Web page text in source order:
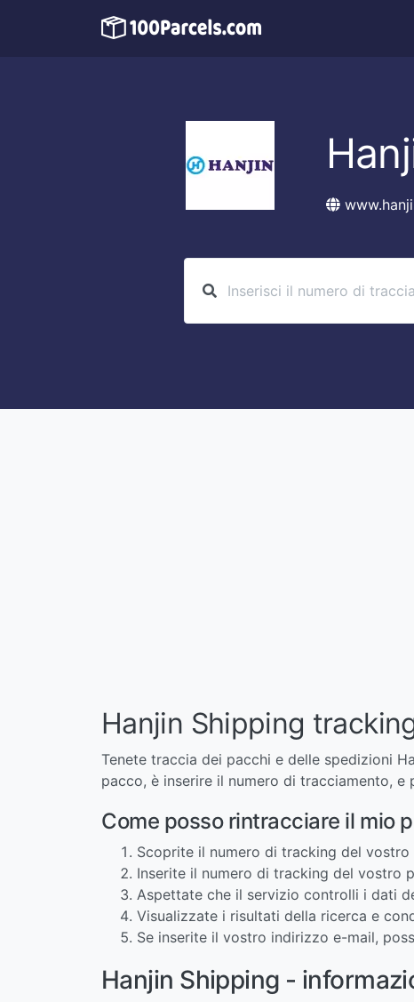
Hanjin Shipping
Tenete traccia dei pacchi e delle spedizioni
pacco, è inserire il numero di tracciamento,
Come posso rintracciare il mio
Scoprite il numero di tracking del vostro
Inserite il numero di tracking del vostro
Aspettate che il servizio controlli i dati
Visualizzate i risultati della ricerca e
Se inserite il vostro indirizzo e-mail,
Hanjin Shipping -